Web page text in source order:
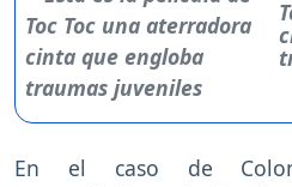
En el caso de